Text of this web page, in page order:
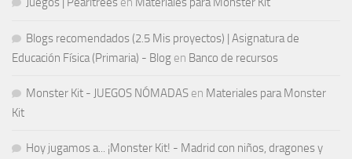
Blogs recomendados (2.5 Mis proyectos) | Asignatura de
Educación Física (Primaria) - Blog en Banco de recursos
Monster Kit - JUEGOS NÓMADAS en Materiales para Monster
Kit
Hoy jugamos a... ¡Monster Kit! - Madrid con niños, dragones y